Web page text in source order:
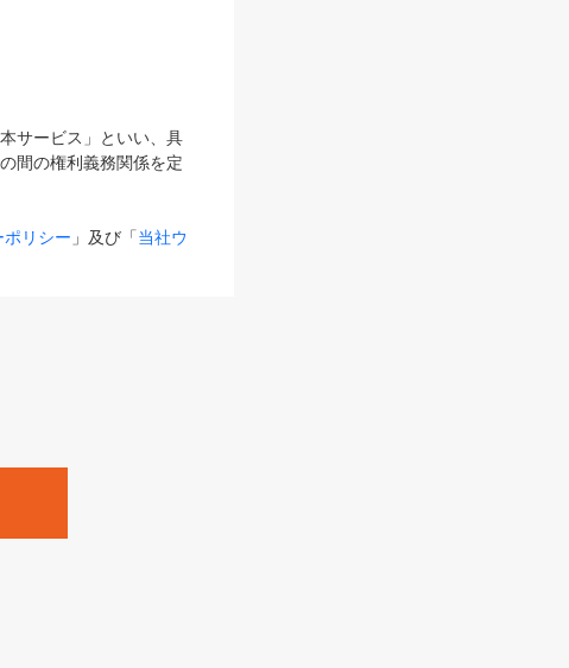
サービス」といい、具
間の権利義務関係を定
リシー 」及び「当社ウ
変更後のサービスを含
。
Zine」「HRzine」